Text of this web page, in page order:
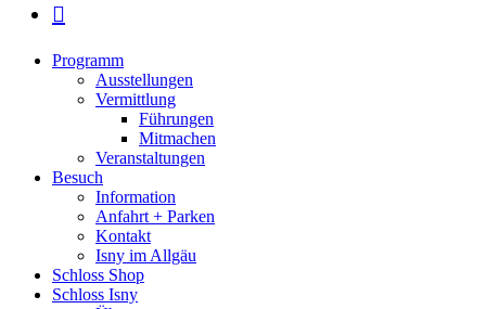
instagram
Close
Programm
Ausstellungen
Vermittlung
Führungen
Mitmachen
Veranstaltungen
Besuch
Information
Anfahrt + Parken
Kontakt
Isny im Allgäu
Schloss Shop
Schloss Isny